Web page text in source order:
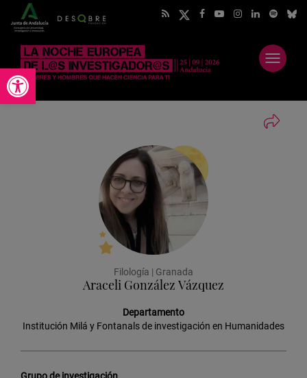
Abrir barra de herramientas
Abrir
menú
Filología | Granada
Araceli González Vázquez
Departamento
Institución Milá y Fontanals de investigación en Humanidades